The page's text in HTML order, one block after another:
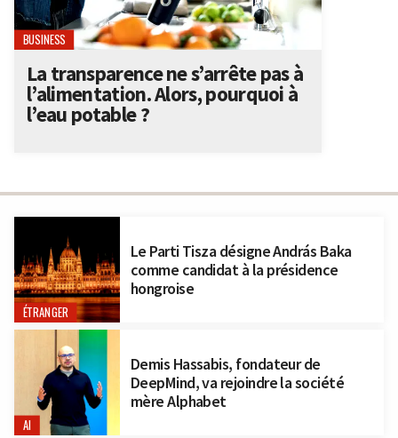
ÉTRANGER
Le Parti Tisza désigne András Baka
comme candidat à la présidence
hongroise
AI
Demis Hassabis, fondateur de
DeepMind, va rejoindre la société
mère Alphabet
BUSINESS
La transparence ne s’arrête pas à
l’alimentation. Alors, pourquoi à
l’eau potable ?